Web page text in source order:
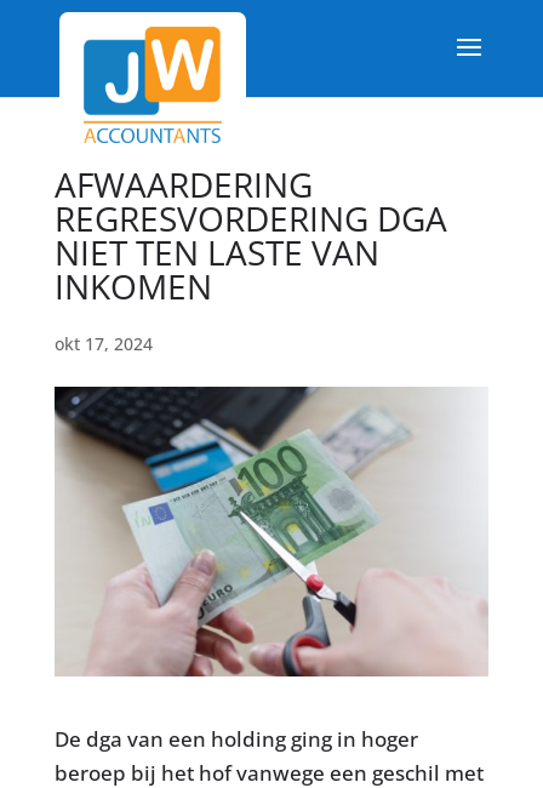
AFWAARDERING
REGRESVORDERING DGA
NIET TEN LASTE VAN
INKOMEN
okt 17, 2024
De dga van een holding ging in hoger
beroep bij het hof vanwege een geschil met